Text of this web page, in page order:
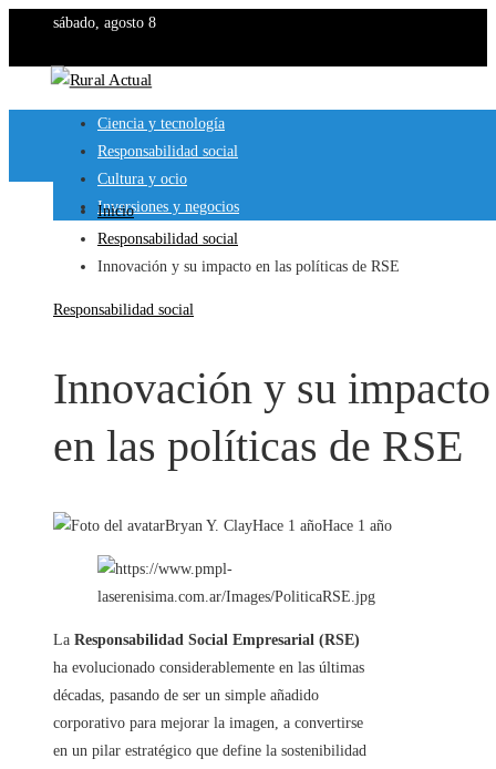
sábado, agosto 8
Ciencia y tecnología
Responsabilidad social
Cultura y ocio
Inversiones y negocios
Inicio
Responsabilidad social
Innovación y su impacto en las políticas de RSE
Responsabilidad social
Innovación y su impacto
en las políticas de RSE
Bryan Y. ClayHace 1 añoHace 1 año
La Responsabilidad Social Empresarial (RSE)
ha evolucionado considerablemente en las últimas
décadas, pasando de ser un simple añadido
corporativo para mejorar la imagen, a convertirse
en un pilar estratégico que define la sostenibilidad